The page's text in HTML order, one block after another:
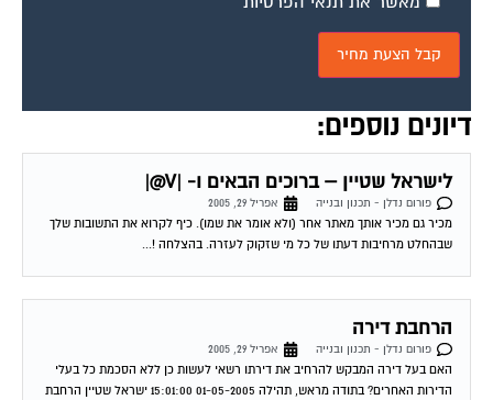
דיונים נוספים:
לישראל שטיין – ברוכים הבאים ו- |V@|
פורום נדלן - תכנון ובנייה
אפריל 29, 2005
מכיר גם מכיר אותך מאתר אחר (ולא אומר את שמו). כיף לקרוא את התשובות שלך
שבהחלט מרחיבות דעתו של כל מי שזקוק לעזרה. בהצלחה !...
הרחבת דירה
פורום נדלן - תכנון ובנייה
אפריל 29, 2005
האם בעל דירה המבקש להרחיב את דירתו רשאי לעשות כן ללא הסכמת כל בעלי
הדירות האחרים? בתודה מראש, תהילה 01-05-2005 15:01:00 ישראל שטיין הרחבת